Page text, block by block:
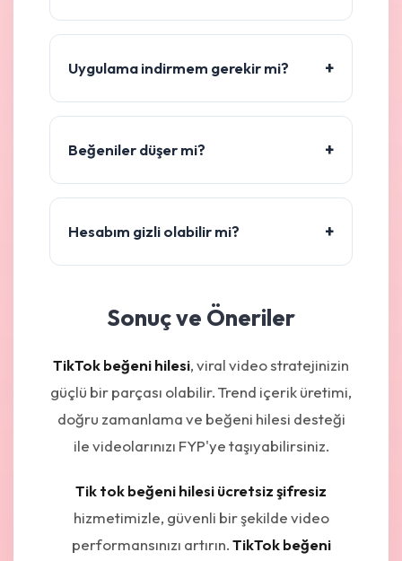
Uygulama indirmem gerekir mi? +
Beğeniler düşer mi? +
Hesabım gizli olabilir mi? +
Sonuç ve Öneriler
TikTok beğeni hilesi, viral video stratejinizin
güçlü bir parçası olabilir. Trend içerik üretimi,
doğru zamanlama ve beğeni hilesi desteği
ile videolarınızı FYP'ye taşıyabilirsiniz.
Tik tok beğeni hilesi ücretsiz şifresiz
hizmetimizle, güvenli bir şekilde video
performansınızı artırın.TikTok beğeni